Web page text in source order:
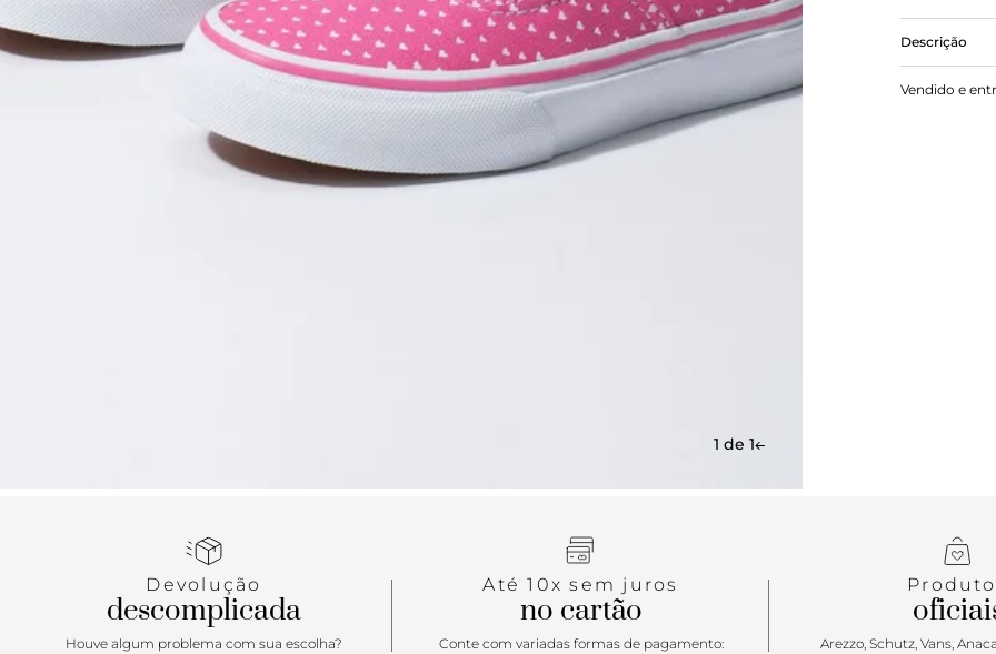
1 de 1
Descrição
Vans
Vendido e
Devolução
descomplicada
Houve algum problema com sua escolha?
Até 10x sem juros
no cartão
Conte com variadas formas de pagamento:
Arezzo, Schutz, Vans,